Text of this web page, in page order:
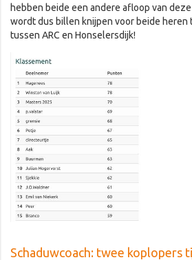
hebben beide een andere afloop van
wordt dus billen knijpen voor beide heren
tussen ARC en Honselersdijk!
Schaduwcoach: twee koplopers